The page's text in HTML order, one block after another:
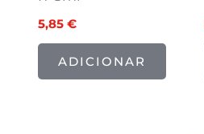
5,85 €
ADICIONAR